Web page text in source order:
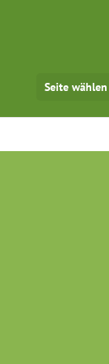
Seite wählen